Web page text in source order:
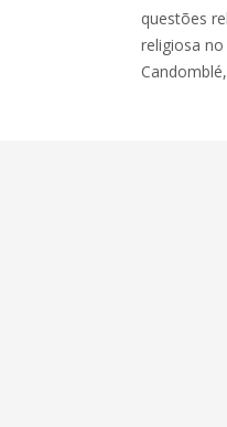
questões
religiosa